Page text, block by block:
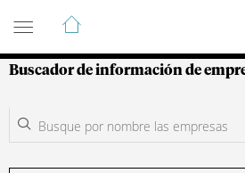
Guía de Empresas
Buscador de información de